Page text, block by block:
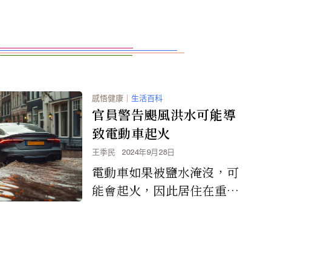
感悟健康 ｜ 生活百科
官員警告颶風洪水可能導
致電動車起火
王季民 2024年9月28日
電動車如果被鹽水淹沒，可
能會起火，因此居住在重大